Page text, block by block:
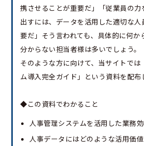
携させることが重要だ」「従業員の
出すには、データを活用した適切な
要だ」そう言われても、具体的に何か
分からない担当者様は多いでしょう。
そのような方に向けて、当サイトでは
ム導入完全ガイド」という資料を配布
◆この資料でわかること
人事管理システムを活用した業務
人事データにはどのような活用価